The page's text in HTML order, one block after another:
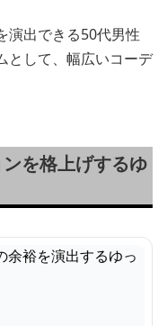
演出できる50代男性
として、幅広いコーデ
を格上げするゆ